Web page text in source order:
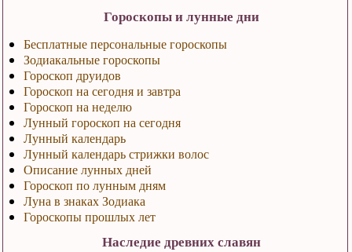
Гороскопы и лунные дни
Бесплатные персональные гороскопы
Зодиакальные гороскопы
Гороскоп друидов
Гороскоп на сегодня и завтра
Гороскоп на неделю
Лунный гороскоп на сегодня
Лунный календарь
Лунный календарь стрижки волос
Описание лунных дней
Гороскоп по лунным дням
Луна в знаках Зодиака
Гороскопы прошлых лет
Наследие древних славян